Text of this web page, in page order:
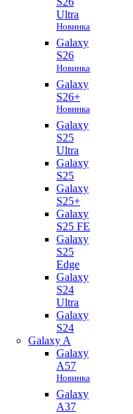
Ultra
Новинка
Galaxy
S26
Новинка
Galaxy
S26+
Новинка
Galaxy
S25
Ultra
Galaxy
S25
Galaxy
S25+
Galaxy
S25 FE
Galaxy
S25
Edge
Galaxy
S24
Ultra
Galaxy
S24
Galaxy A
Galaxy
A57
Новинка
Galaxy
A37